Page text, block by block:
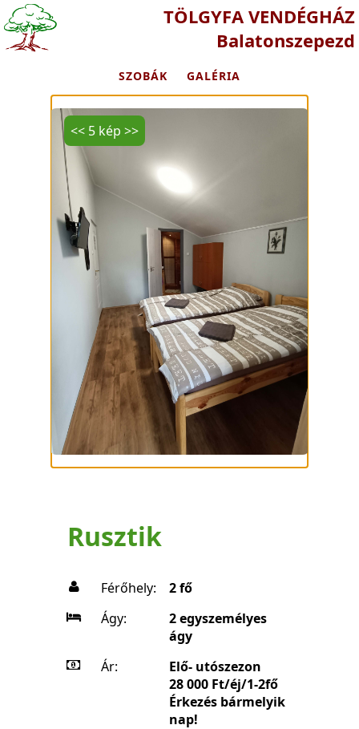
TÖLGYFA VENDÉGHÁZ
Balatonszepezd
SZOBÁK GALÉRIA
<< 5 kép >>
Rusztik
Férőhely:
2 fő
Ágy:
2 egyszemélyes
ágy
Ár:
Elő- utószezon
28 000 Ft/éj/1-2fő
Érkezés bármelyik
nap!